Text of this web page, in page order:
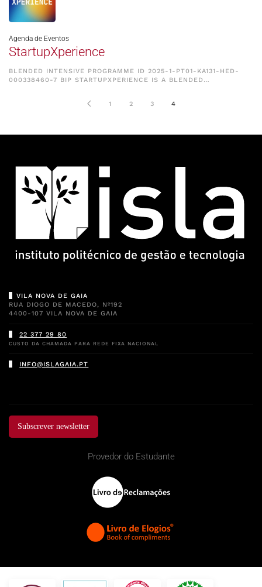
Agenda de Eventos
StartupXperience
BLENDED INTENSIVE PROGRAMME ID 2025-1-PT01-KA131-HED-
000338460-7 BIP STARTUPXPERIENCE IS A BLENDED…
1 2 3 4
VILA NOVA DE GAIA
RUA DIOGO DE MACEDO, Nº192
4400-107 VILA NOVA DE GAIA
22 377 29 80
CUSTO DA CHAMADA PARA REDE FIXA NACIONAL
INFO@ISLAGAIA.PT
Subscrever newsletter
Provedor do Estudante